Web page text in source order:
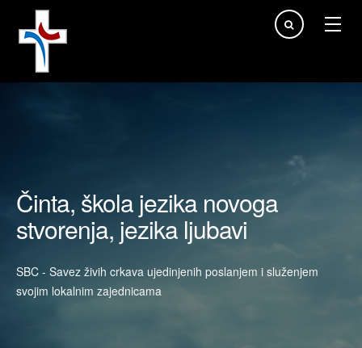
Traži...
Činta, škola jezika novoga
stvorenja, jezika ljubavi
SBC - Savez živih crkava ujedinjenih poslanjem i služenjem
svojim lokalnim zajednicama